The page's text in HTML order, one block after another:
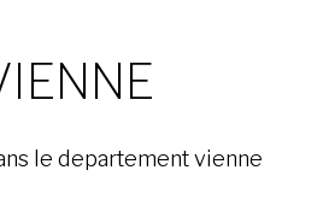
le departement vienne